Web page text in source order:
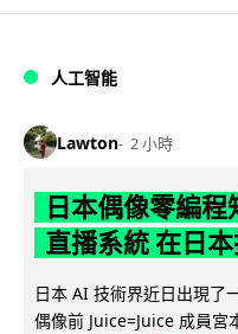
人工智能
Lawton 2 小時
日本偶像零編
直播系統 在日
日本 AI 技術界近日出現了
偶像前 Juice=Juice 成員宮